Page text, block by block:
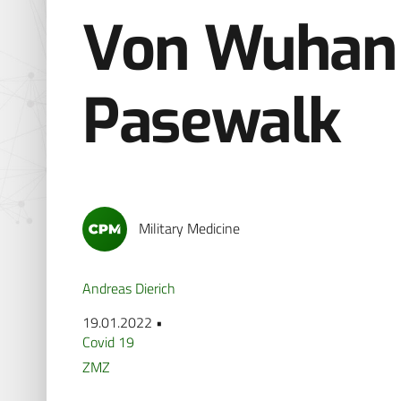
Von
Pasewalk
Military Medicine
Andreas Dierich
19.01.2022 •
Covid 19
ZMZ